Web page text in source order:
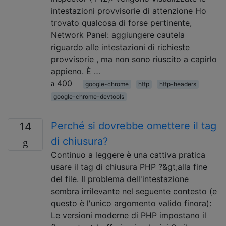
intestazioni provvisorie di attenzione Ho
trovato qualcosa di forse pertinente,
Network Panel: aggiungere cautela
riguardo alle intestazioni di richieste
provvisorie , ma non sono riuscito a capirlo
appieno. È …
400
google-chrome http
http-headers
google-chrome-devtools
14
Perché si dovrebbe omettere il tag
di chiusura?
Continuo a leggere è una cattiva pratica
usare il tag di chiusura PHP ?&gt;alla fine
del file. Il problema dell'intestazione
sembra irrilevante nel seguente contesto (e
questo è l'unico argomento valido finora):
Le versioni moderne di PHP impostano il